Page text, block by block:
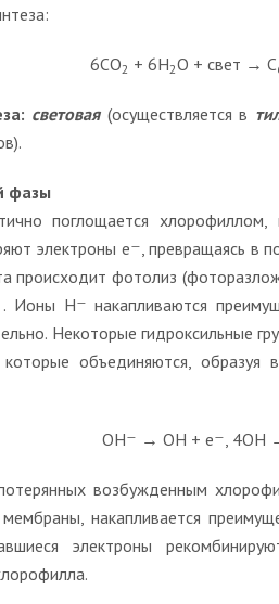
6СO2 + 6Н2O + свет → С
световая(осуществляется в
фазы
поглощается
электроны е— , превращаясь в
происходит фотолиз
. Ионы Н— накапливаются
Некоторые гидроксильные
объединяются, образуя
ОН— → ОН + е— ,
возбужденным
накапливается
электроны